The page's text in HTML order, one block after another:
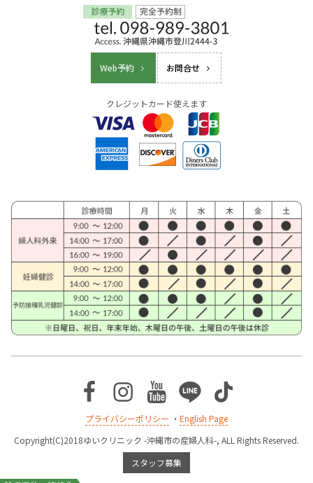
Web予約 お問合せ
クレジットカード使えます
Facebook
Instagram
Youtube
LineTikTok
プライバシーポリシー ・ English Page
Copyright(C)2018ゆいクリニック -沖縄市の産婦人科-, ALL Rights Reserved.
スタッフ募集